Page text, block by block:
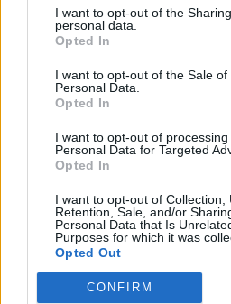
I want to opt-out of the
personal data.
Opted In
I want to opt-out of the Sale of
Personal Data.
Opted In
I want to opt-out of processing
Personal Data for Targeted
Opted In
I want to opt-out of Collection,
Retention, Sale, and/or
Personal Data that Is
Purposes for which it was
Opted Out
CONFIRM
SOUVISEJÍCÍ ČLÁNKY
VÍCE OD AUTORA
Vedení města po
Václav Dvořák
Váš názor
Opoziční
kritizuje vedení
zastupitelstvo
problémy